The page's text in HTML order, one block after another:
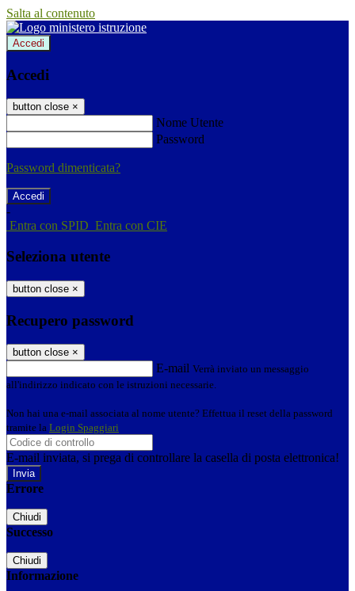
Salta al contenuto
Accedi
Accedi
button close ×
Nome Utente
Password
Password dimenticata?
-
Entra con SPID Entra con CIE
Seleziona utente
button close ×
Recupero password
button close ×
E-mail Verrà inviato un messaggio
all'indirizzo indicato con le istruzioni necessarie.
Non hai una e-mail associata al nome utente? Effettua il reset della password
tramite la Login Spaggiari
E-mail inviata, si prega di controllare la casella di posta elettronica!
Errore
Chiudi
Successo
Chiudi
Informazione